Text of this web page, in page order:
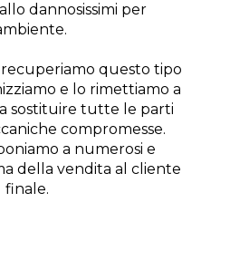
dannosissimi per
questo tipo
e lo rimettiamo a
sostituire tutte le parti
compromesse.
a numerosi e
della vendita al cliente
finale.